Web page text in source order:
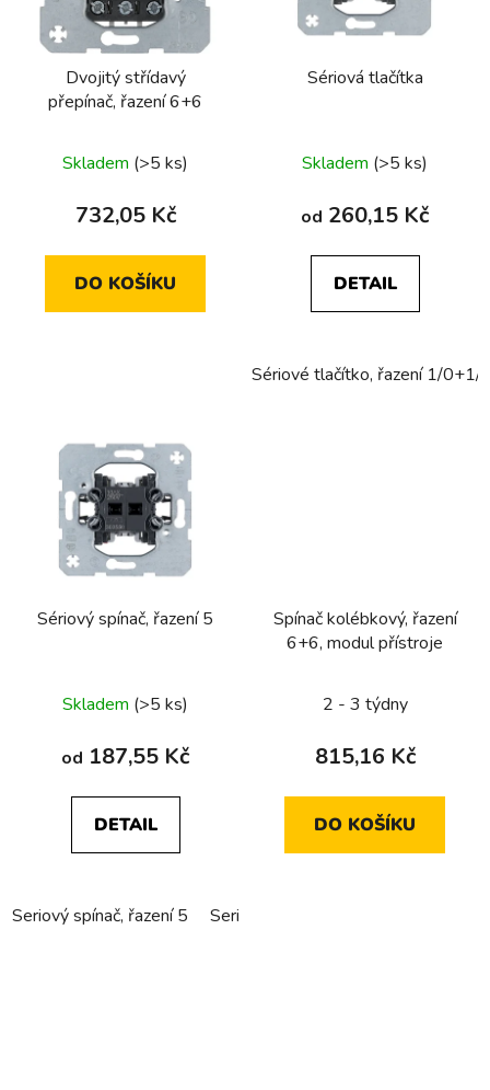
Dvojitý střídavý
přepínač, řazení 6+6
Skladem (>5 ks)
732,05 Kč
DO KOŠÍKU
Sériová tlačítka
Skladem (>5 ks)
od 260,15 Kč
DETAIL
Sériové tlačítko, řazení 1/0+1/
Sériový spínač, řazení 5
Skladem (>5 ks)
od 187,55 Kč
DETAIL
Seriový spínač, řazení 5 Seriový spínač, řazení 5 do dutých
Spínač kolébkový, řazení
6+6, modul přístroje
2 - 3 týdny
815,16 Kč
DO KOŠÍKU